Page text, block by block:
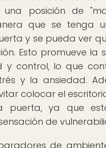
una posición de
que se tenga
y se pueda ver
Esto promueve la
y control, lo que
y la ansiedad.
colocar el
puerta, ya que
de
de